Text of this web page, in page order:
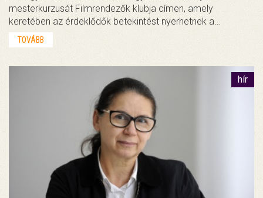
mesterkurzusát Filmrendezők klubja címen, amely
keretében az érdeklődők betekintést nyerhetnek a…
TOVÁBB
hír